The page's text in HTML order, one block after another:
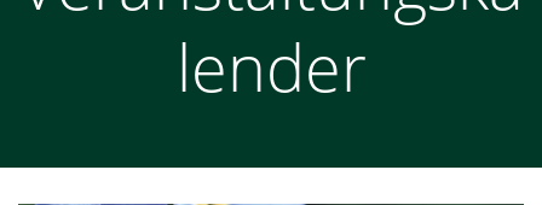
lender